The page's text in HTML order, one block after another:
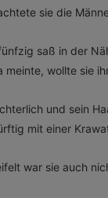
sie die
saß in der
meinte, wollte sie
und sein
mit einer
war sie auch